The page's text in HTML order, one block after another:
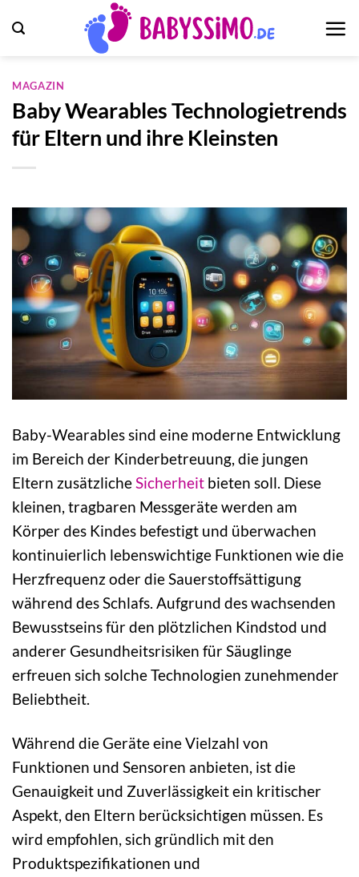
Inhalt
MAGAZIN
Baby Wearables Technologietrends
für Eltern und ihre Kleinsten
Baby-Wearables sind eine moderne Entwicklung
im Bereich der Kinderbetreuung, die jungen
Eltern zusätzlicheSicherheit bieten soll. Diese
kleinen, tragbaren Messgeräte werden am
Körper des Kindes befestigt und überwachen
kontinuierlich lebenswichtige Funktionen wie die
Herzfrequenz oder die Sauerstoffsättigung
während des Schlafs. Aufgrund des wachsenden
Bewusstseins für den plötzlichen Kindstod und
anderer Gesundheitsrisiken für Säuglinge
erfreuen sich solche Technologien zunehmender
Beliebtheit.
Während die Geräte eine Vielzahl von
Funktionen und Sensoren anbieten, ist die
Genauigkeit und Zuverlässigkeit ein kritischer
Aspekt, den Eltern berücksichtigen müssen. Es
wird empfohlen, sich gründlich mit den
Produktspezifikationen und